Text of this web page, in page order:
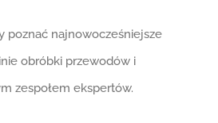
poznać najnowocześniejsze
obróbki przewodów i
zespołem ekspertów.